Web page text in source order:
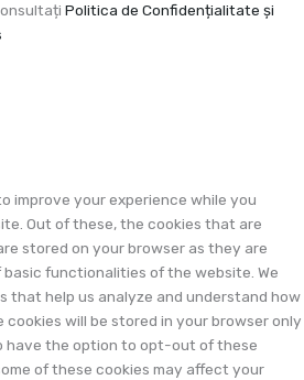
Politica de Confidențialitate și
improve your experience while you
Out of these, the cookies that are
stored on your browser as they are
functionalities of the website. We
that help us analyze and understand how
cookies will be stored in your browser only
have the option to opt-out of these
of these cookies may affect your